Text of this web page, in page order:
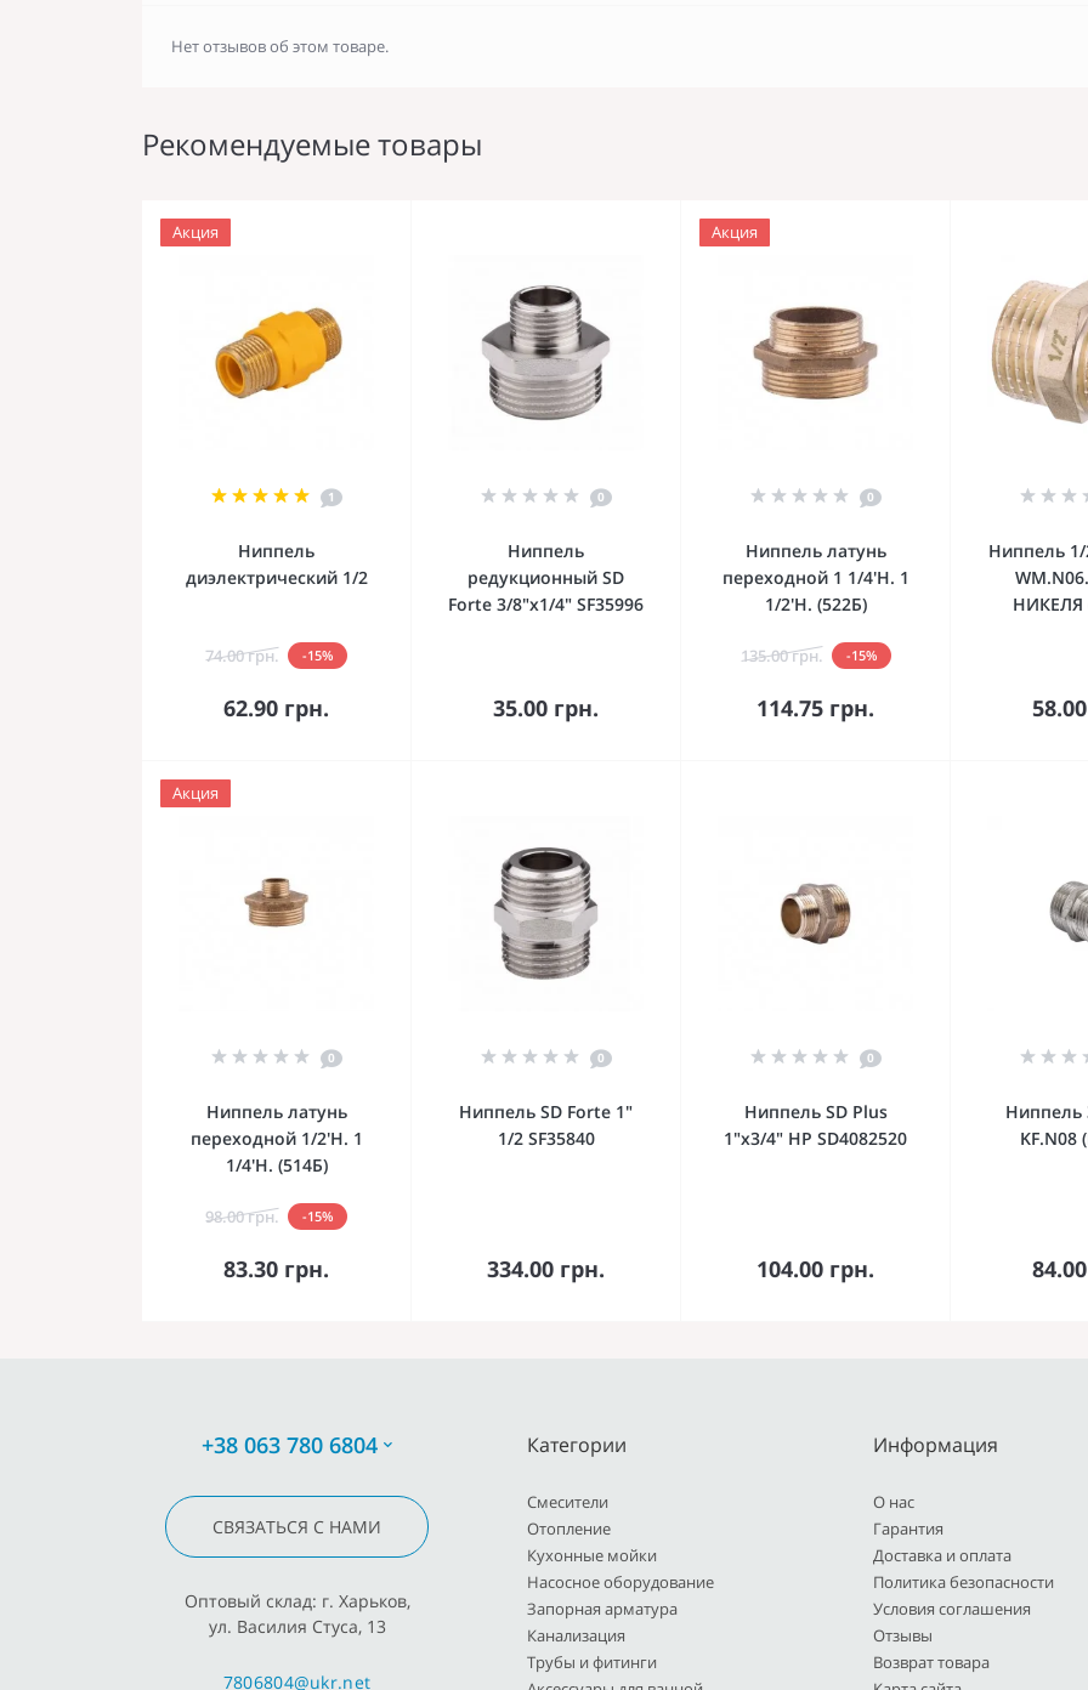
Нет отзывов об этом товаре.
Рекомендуемые товары
Акция
1
Ниппель
диэлектрический 1/2
74.00 грн. -15%
62.90 грн.
В корзину
0
Ниппель
редукционный SD
Forte 3/8"х1/4" SF35996
35.00 грн.
В корзину
Акция
0
Ниппель латунь
переходной 1 1/4'Н. 1
1/2'Н. (522Б)
135.00 грн. -15%
114.75 грн.
В корзину
Ниппель 1/
НИКЕЛЯ
В
Акция
0
Ниппель латунь
переходной 1/2'Н. 1
1/4'Н. (514Б)
98.00 грн. -15%
83.30 грн.
В корзину
0
Ниппель SD Forte 1"
1/2 SF35840
334.00 грн.
В корзину
0
Ниппель SD Plus
1"х3/4" НР SD4082520
104.00 грн.
В корзину
Ниппель
KF.N08
В
+38 063 780 6804
СВЯЗАТЬСЯ С НАМИ
Оптовый склад: г. Харьков,
ул. Василия Стуса, 13
7806804@ukr.net
Категории
Cмесители
Отопление
Кухонные мойки
Насосное оборудование
Запорная арматура
Канализация
Трубы и фитинги
Информация
О нас
Гарантия
Доставка и оплата
Политика безопасности
Условия соглашения
Отзывы
Возврат товара